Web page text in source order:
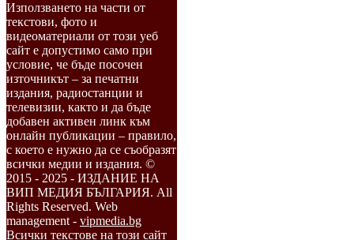
Използването на части от
текстови, фото и
видеоматериали от този уеб
сайт е допустимо само при
условие, че бъде посочен
източникът – за печатни
издания, радиостанции и
телевизии, както и да бъде
добавен активен линк към
онлайн публикации – правило,
с което е нужно да се съобразят
всички медии и издания. ©
2015 - 2025 - ИЗДАНИЕ НА
ВИП МЕДИЯ БЪЛГАРИЯ. All
Rights Reserved. Web
management - vipmedia.bg
Всички текстове на този сайт